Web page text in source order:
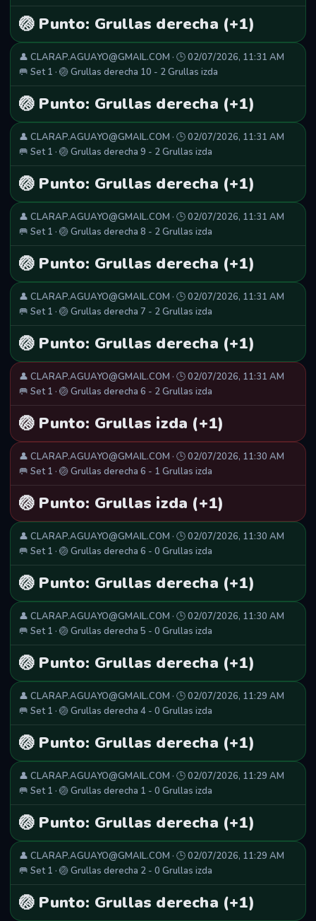
🏐 Punto: Grullas derecha (+1)
👤 CLARAP.AGUAYO@GMAIL.COM · 🕒 02/07/2026, 11:31 AM
🥅 Set 1 · 🏐 Grullas derecha 10 - 2 Grullas izda
🏐 Punto: Grullas derecha (+1)
👤 CLARAP.AGUAYO@GMAIL.COM · 🕒 02/07/2026, 11:31 AM
🥅 Set 1 · 🏐 Grullas derecha 9 - 2 Grullas izda
🏐 Punto: Grullas derecha (+1)
👤 CLARAP.AGUAYO@GMAIL.COM · 🕒 02/07/2026, 11:31 AM
🥅 Set 1 · 🏐 Grullas derecha 8 - 2 Grullas izda
🏐 Punto: Grullas derecha (+1)
👤 CLARAP.AGUAYO@GMAIL.COM · 🕒 02/07/2026, 11:31 AM
🥅 Set 1 · 🏐 Grullas derecha 7 - 2 Grullas izda
🏐 Punto: Grullas derecha (+1)
👤 CLARAP.AGUAYO@GMAIL.COM · 🕒 02/07/2026, 11:31 AM
🥅 Set 1 · 🏐 Grullas derecha 6 - 2 Grullas izda
🏐 Punto: Grullas izda (+1)
👤 CLARAP.AGUAYO@GMAIL.COM · 🕒 02/07/2026, 11:30 AM
🥅 Set 1 · 🏐 Grullas derecha 6 - 1 Grullas izda
🏐 Punto: Grullas izda (+1)
👤 CLARAP.AGUAYO@GMAIL.COM · 🕒 02/07/2026, 11:30 AM
🥅 Set 1 · 🏐 Grullas derecha 6 - 0 Grullas izda
🏐 Punto: Grullas derecha (+1)
👤 CLARAP.AGUAYO@GMAIL.COM · 🕒 02/07/2026, 11:30 AM
🥅 Set 1 · 🏐 Grullas derecha 5 - 0 Grullas izda
🏐 Punto: Grullas derecha (+1)
👤 CLARAP.AGUAYO@GMAIL.COM · 🕒 02/07/2026, 11:29 AM
🥅 Set 1 · 🏐 Grullas derecha 4 - 0 Grullas izda
🏐 Punto: Grullas derecha (+1)
👤 CLARAP.AGUAYO@GMAIL.COM · 🕒 02/07/2026, 11:29 AM
🥅 Set 1 · 🏐 Grullas derecha 1 - 0 Grullas izda
🏐 Punto: Grullas derecha (+1)
👤 CLARAP.AGUAYO@GMAIL.COM · 🕒 02/07/2026, 11:29 AM
🥅 Set 1 · 🏐 Grullas derecha 2 - 0 Grullas izda
🏐 Punto: Grullas derecha (+1)